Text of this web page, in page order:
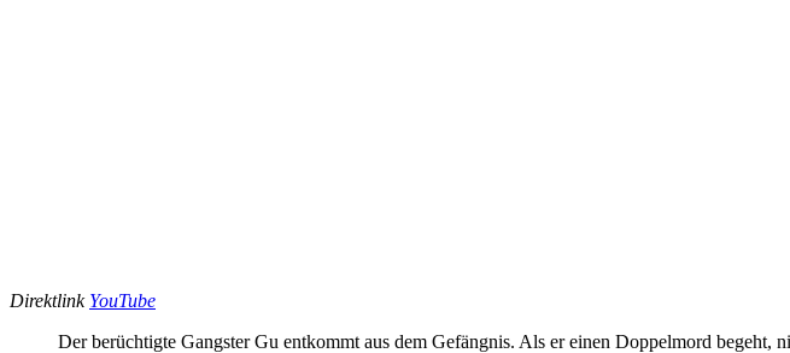
Direktlink YouTube
Der berüchtigte Gangster Gu entkommt aus dem Gefängnis. Als er einen Doppelmord begeht,